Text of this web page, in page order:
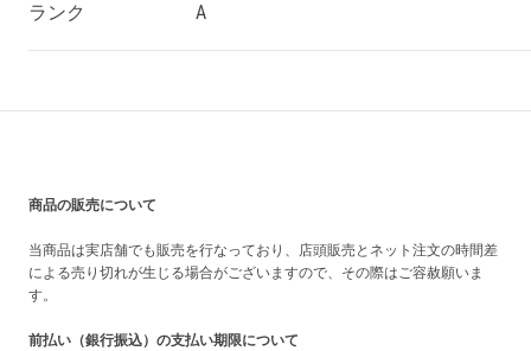
ランク A
商品の販売について
当商品は実店舗でも販売を行なっており、店頭販売とネット注文の時間差
による売り切れが生じる場合がございますので、その際はご容赦願いま
す。
前払い（銀行振込）の支払い期限について